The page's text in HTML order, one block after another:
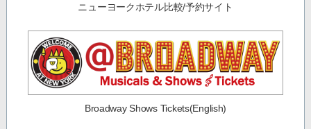
ニューヨークホテル比較/予約サイト
Broadway Shows Tickets(English)